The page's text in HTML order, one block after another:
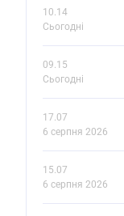
10.14
Сьогодні
09.15
Сьогодні
17.07
6 серпня 2026
15.07
6 серпня 2026